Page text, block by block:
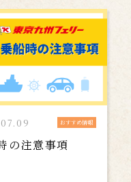
おすすめ情報
の注意事項